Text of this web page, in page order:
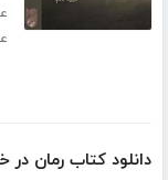
دانلود کتاب رمان